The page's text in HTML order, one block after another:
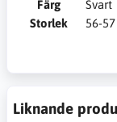
Färg
Svart
Storlek
56-57
Liknande